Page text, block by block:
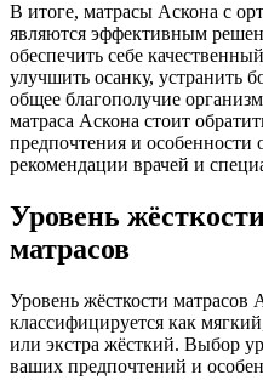
В итоге, матрасы Аскона с
являются эффективным
обеспечить себе
улучшить осанку, устранить
общее благополучие
матраса Аскона стоит
предпочтения и особенности
рекомендации врачей и
Уровень
матрасов
Уровень жёсткости матрасов
классифицируется как
или экстра жёсткий. Выбор
ваших предпочтений и